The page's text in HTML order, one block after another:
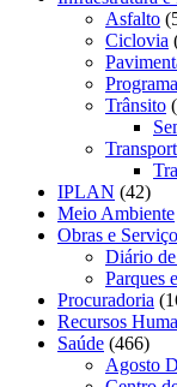
Asfalto
Ciclovia
Trânsito
IPLAN (42)
Meio Ambiente
Obras e
Diário
Parques
Procuradoria
Recursos
Saúde (466)
Agosto